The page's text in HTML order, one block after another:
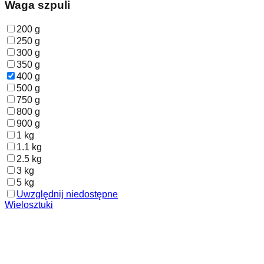
Waga szpuli
200 g
250 g
300 g
350 g
400 g
500 g
750 g
800 g
900 g
1 kg
1.1 kg
2.5 kg
3 kg
5 kg
Uwzględnij niedostępne
Wielosztuki